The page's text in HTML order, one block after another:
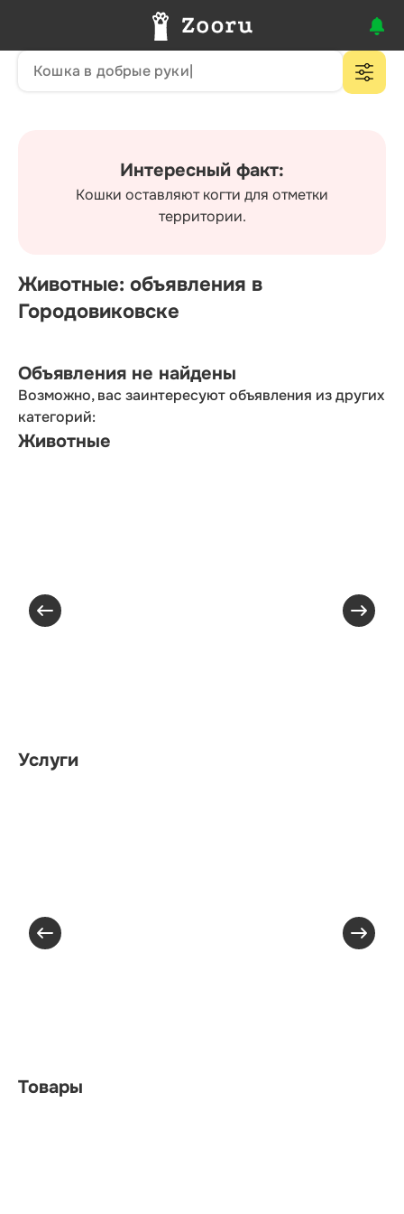
Интересный факт:
Кошки оставляют когти для отметки
территории.
Животные: объявления в
Городовиковске
Объявления не найдены
Возможно, вас заинтересуют объявления из других
категорий:
Животные
Услуги
Товары